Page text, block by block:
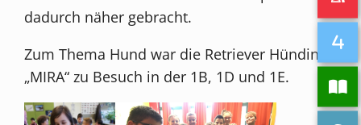
dadurch näher gebracht.
Zum Thema Hund war die Retriever Hündin
„MIRA“ zu Besuch in der 1B, 1D und 1E.